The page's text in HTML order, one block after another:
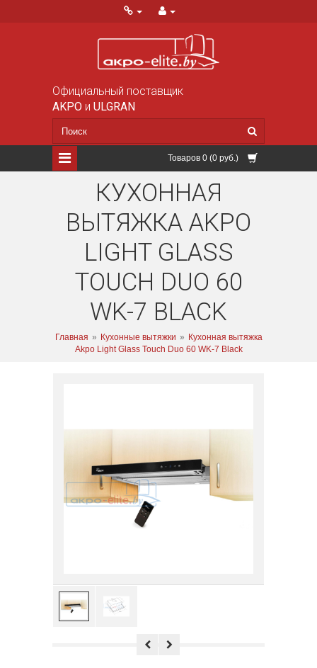
Официальный поставщик
AKPO и ULGRAN
Товаров 0 (0 руб.)
КУХОННАЯ
ВЫТЯЖКА AKPO
LIGHT GLASS
TOUCH DUO 60
WK-7 BLACK
Главная » Кухонные вытяжки » Кухонная вытяжка
Akpo Light Glass Touch Duo 60 WK-7 Black